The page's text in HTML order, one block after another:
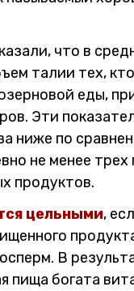
что в
талии тех,
еды,
Эти
ниже по
не менее трех
продуктов.
цельными,
В
пища богата